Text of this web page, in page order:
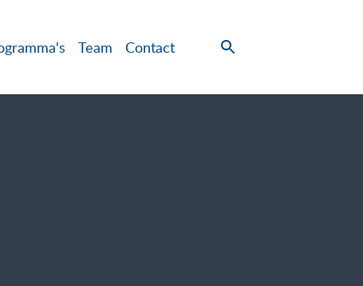
Team Contact